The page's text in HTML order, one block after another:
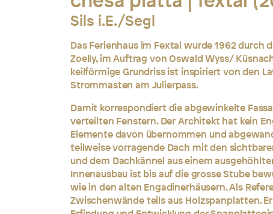
Sils i.E./Segl
Das Ferienhaus im Fextal wurde 1962 durch
Zoelly, im Auftrag von Oswald Wyss/
keilförmige Grundriss ist inspiriert von den
Strommasten am Julierpass.
Damit korrespondiert die abgewinkelte
verteilten Fenstern. Der Architekt hat kein
Elemente davon übernommen und
teilweise vorragende Dach mit den
und dem Dachkännel aus einem
Innenausbau ist bis auf die grosse Stube
wie in den alten Engadinerhäusern. Als
Zwischenwände teils aus Holzspanplatten.